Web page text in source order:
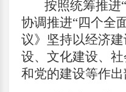
按照统筹推进
协调推进“四个全
议》坚持以经济
设、文化建设、
和党的建设等作出